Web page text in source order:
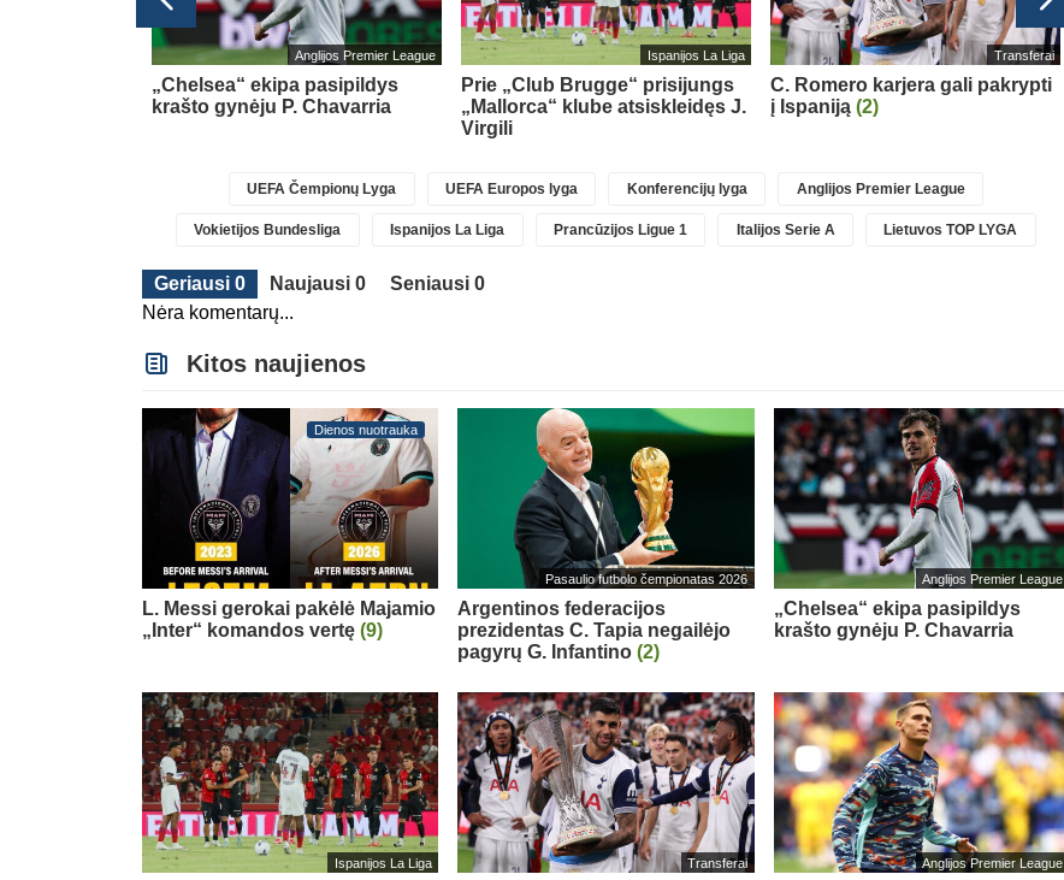
Anglijos Premier League
„Chelsea“ ekipa pasipildys
krašto gynėju P. Chavarria
Ispanijos La Liga
Prie „Club Brugge“ prisijungs
„Mallorca“ klube atsiskleidęs J.
Virgili
Transferai
C. Romero karjera gali pakrypti
į Ispaniją (2)
UEFA Čempionų Lyga UEFA Europos lyga Konferencijų lyga Anglijos Premier League
Vokietijos Bundesliga Ispanijos La Liga Prancūzijos Ligue 1 Italijos Serie A Lietuvos TOP LYGA
Geriausi 0 Naujausi 0
Seniausi 0
Nėra komentarų...
Kitos naujienos
Dienos nuotrauka
L. Messi gerokai pakėlė Majamio
„Inter“ komandos vertę (9)
Pasaulio futbolo čempionatas 2026
Argentinos federacijos
prezidentas C. Tapia negailėjo
pagyrų G. Infantino(2)
Anglijos Premier League
„Chelsea“ ekipa pasipildys
krašto gynėju P. Chavarria
Ispanijos La Liga Transferai Anglijos Premier League